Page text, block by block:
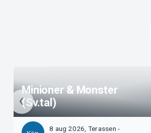
Minioner & Monster
(Sv.tal)
8 aug 2026, Terassen -